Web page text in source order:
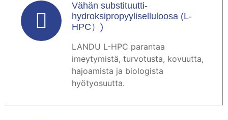
Vähän substituutti-
hydroksipropyyliselluloosa (L-
HPC）)
LANDU L-HPC parantaa
imeytymistä, turvotusta, kovuutta,
hajoamista ja biologista
hyötyosuutta.